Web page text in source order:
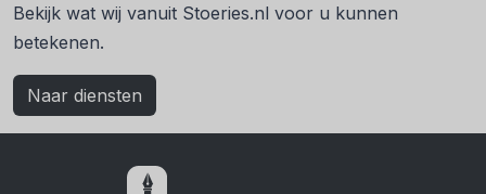
Bekijk wat wij vanuit Stoeries.nl voor u kunnen
betekenen.
Naar diensten